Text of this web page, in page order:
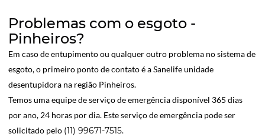
Problemas com o esgoto -
Pinheiros?
Em caso de entupimento ou qualquer outro problema no sistema de
esgoto, o primeiro ponto de contato é a Sanelife unidade
desentupidora na região Pinheiros.
Temos uma equipe de serviço de emergência disponível 365 dias
por ano, 24 horas por dia. Este serviço de emergência pode ser
solicitado pelo (11) 99671-7515.